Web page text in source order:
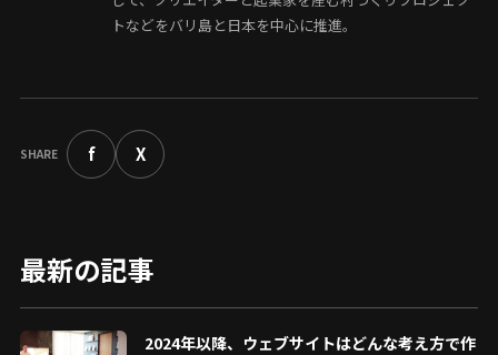
SHARE f X
トなどをバリ島と日本を中心に推進。
最新の記事
2024年以降、ウェブサイトはどんな考え方で作